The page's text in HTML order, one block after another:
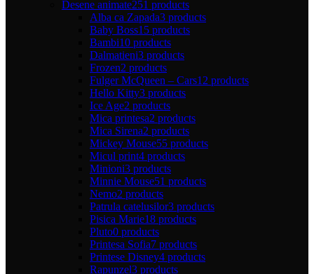
Desene animate251 products
Alba ca Zapada3 products
Baby Boss15 products
Bambi10 products
Dalmatieni3 products
Frozen2 products
Fulger McQueen – Cars12 products
Hello Kitty3 products
Ice Age2 products
Mica printesa2 products
Mica Sirena2 products
Mickey Mouse55 products
Micul print4 products
Minioni3 products
Minnie Mouse51 products
Nemo2 products
Patrula catelusilor3 products
Pisica Marie18 products
Pluto0 products
Printesa Sofia7 products
Printese Disney4 products
Rapunzel3 products